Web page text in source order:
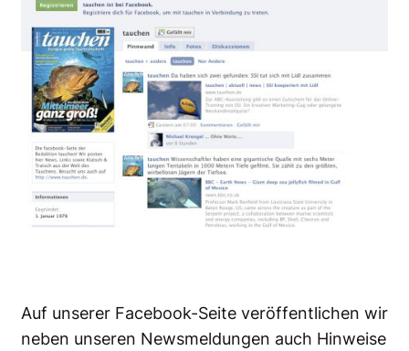
Auf unserer Facebook-Seite veröffentlichen wir
neben unseren Newsmeldungen auch Hinweise